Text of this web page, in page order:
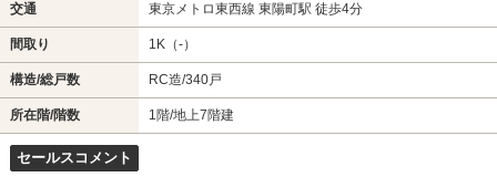
交通 東京メトロ東西線 東陽町駅 徒歩4分
間取り 1K（-）
構造/総戸数 RC造/340戸
所在階/階数 1階/地上7階建
セールスコメント